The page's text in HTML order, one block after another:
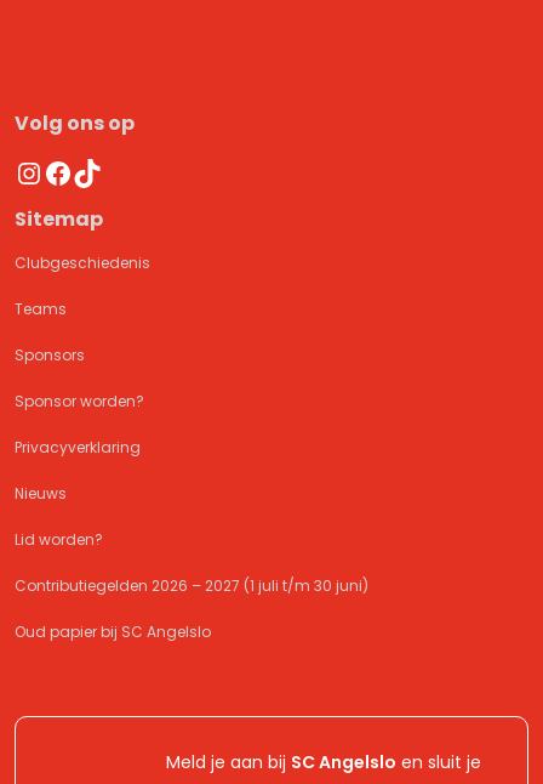
Volg ons op
Instagram
Facebook
TikTok
Sitemap
Clubgeschiedenis
Teams
Sponsors
Sponsor worden?
Privacyverklaring
Nieuws
Lid worden?
Contributiegelden 2026 – 2027 (1 juli t/m 30 juni)
Oud papier bij SC Angelslo
Meld je aan bij SC Angelslo en sluit je